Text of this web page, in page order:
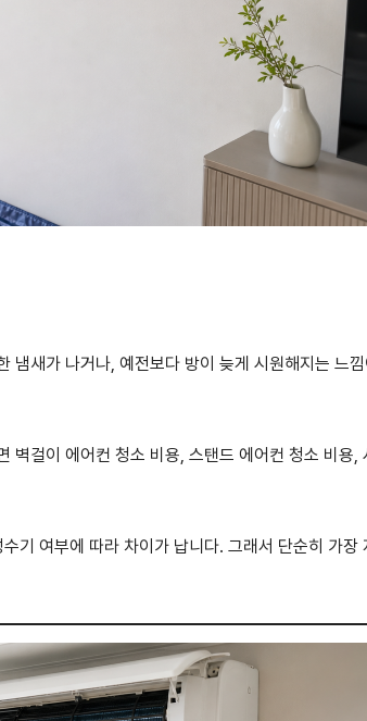
냄새가 나거나, 예전보다 방이 늦게 시원해지는 느
벽걸이 에어컨 청소 비용, 스탠드 에어컨 청소 비용,
기 여부에 따라 차이가 납니다. 그래서 단순히 가장